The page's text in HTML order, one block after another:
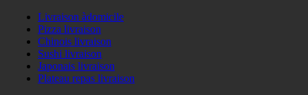
Livraison àdomicile
Pizza livraison
Chinois livraison
Sushi livraison
Japonais livraison
Plateau repas livraison